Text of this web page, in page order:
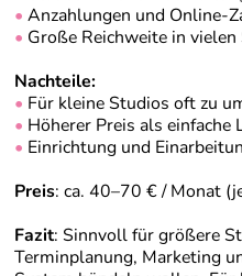
• Anzahlungen und Online-
• Große Reichweite in vielen
Nachteile:
• Für kleine Studios oft zu
• Höherer Preis als einfache
• Einrichtung und
Preis: ca. 40–70 € / Monat
Fazit: Sinnvoll für größere
Terminplanung, Marketing